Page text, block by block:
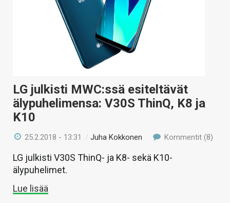
LG julkisti MWC:ssä esiteltävät
älypuhelimensa: V30S ThinQ, K8 ja
K10
25.2.2018 - 13:31 /Juha Kokkonen Kommentit (8)
LG julkisti V30S ThinQ- ja K8- sekä K10-
älypuhelimet.
Lue lisää